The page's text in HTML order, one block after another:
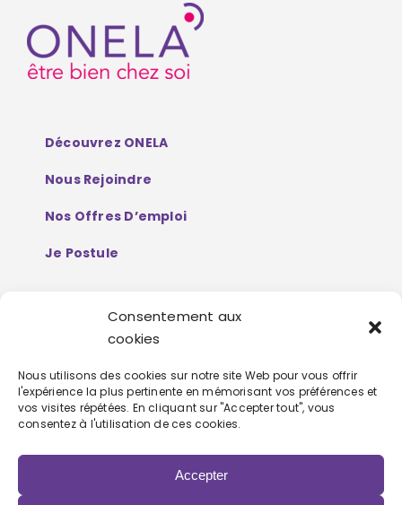
Consentement aux
cookies
Nous utilisons des cookies sur notre site Web pour vous offrir
l'expérience la plus pertinente en mémorisant vos préférences et
vos visites répétées. En cliquant sur "Accepter tout", vous
consentez à l'utilisation de ces cookies.
Accepter
Découvrez ONELA
Nous Rejoindre
Nos Offres D’emploi
Je Postule
Mentions Légales
Politique De Protection De Données
Personnelles